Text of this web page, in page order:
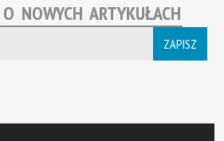
NOWYCH ARTYKUŁACH
ZAPISZ